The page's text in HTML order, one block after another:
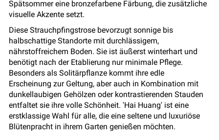
Spätsommer eine bronzefarbene Färbung, die zusätzliche
visuelle Akzente setzt.
Diese Strauchpfingstrose bevorzugt sonnige bis
halbschattige Standorte mit durchlässigem,
nährstoffreichem Boden. Sie ist äußerst winterhart und
benötigt nach der Etablierung nur minimale Pflege.
Besonders als Solitärpflanze kommt ihre edle
Erscheinung zur Geltung, aber auch in Kombination mit
dunkellaubigen Gehölzen oder kontrastierenden Stauden
entfaltet sie ihre volle Schönheit. 'Hai Huang' ist eine
erstklassige Wahl für alle, die eine seltene und luxuriöse
Blütenpracht in ihrem Garten genießen möchten.